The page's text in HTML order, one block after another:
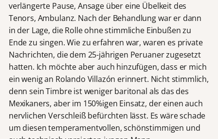
verlängerte Pause, Ansage über eine Übelkeit des
Tenors, Ambulanz. Nach der Behandlung war er dann
in der Lage, die Rolle ohne stimmliche Einbußen zu
Ende zu singen. Wie zu erfahren war, waren es private
Nachrichten, die dem 25-jährigen Peruaner zugesetzt
hatten. Ich möchte aber auch hinzufügen, dass er mich
ein wenig an Rolando Villazón erinnert. Nicht stimmlich,
denn sein Timbre ist weniger baritonal als das des
Mexikaners, aber im 150%igen Einsatz, der einen auch
nervlichen Verschleiß befürchten lässt. Es wäre schade
um diesen temperamentvollen, schönstimmigen und